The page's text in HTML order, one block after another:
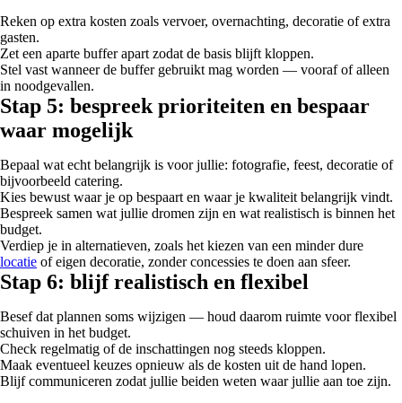
Reken op extra kosten zoals vervoer, overnachting, decoratie of extra
gasten.
Zet een aparte buffer apart zodat de basis blijft kloppen.
Stel vast wanneer de buffer gebruikt mag worden — vooraf of alleen
in noodgevallen.
Stap 5: bespreek prioriteiten en bespaar
waar mogelijk
Bepaal wat echt belangrijk is voor jullie: fotografie, feest, decoratie of
bijvoorbeeld catering.
Kies bewust waar je op bespaart en waar je kwaliteit belangrijk vindt.
Bespreek samen wat jullie dromen zijn en wat realistisch is binnen het
budget.
Verdiep je in alternatieven, zoals het kiezen van een minder dure
locatie of eigen decoratie, zonder concessies te doen aan sfeer.
Stap 6: blijf realistisch en flexibel
Besef dat plannen soms wijzigen — houd daarom ruimte voor flexibel
schuiven in het budget.
Check regelmatig of de inschattingen nog steeds kloppen.
Maak eventueel keuzes opnieuw als de kosten uit de hand lopen.
Blijf communiceren zodat jullie beiden weten waar jullie aan toe zijn.